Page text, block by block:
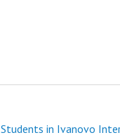
Students in Ivanovo